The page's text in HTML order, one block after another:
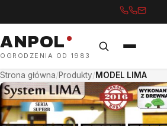
ANPOL
OGRODZENIA OD 1983
Strona główna/Produkty/MODEL LIMA